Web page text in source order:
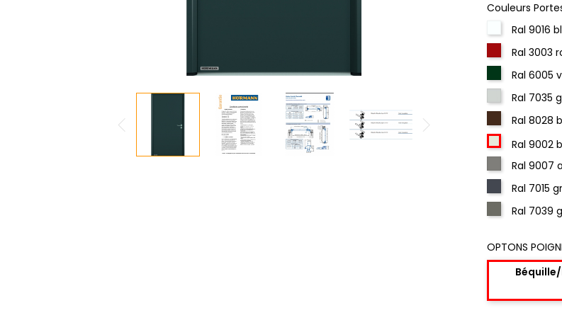
Couleurs
Ral 9016
Ral 3003
Ral 6005
Ral 7035
Ral 8028
Ral 9002
Ral 9007
Ral 7015
Ral 7039
OPTONS